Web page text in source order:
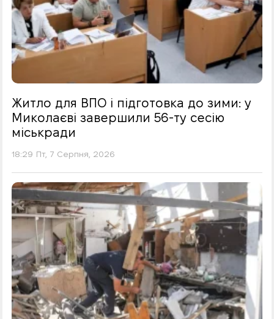
Житло для ВПО і підготовка до зими: у
Миколаєві завершили 56-ту сесію
міськради
18:29 Пт, 7 Серпня, 2026